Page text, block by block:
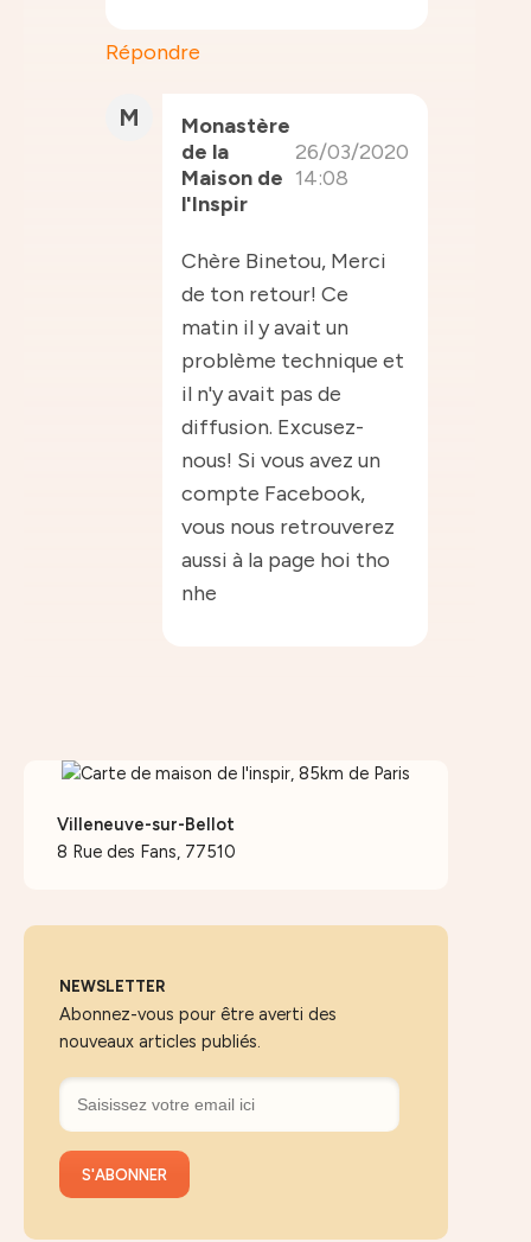
Répondre
M
Monastère
de la
Maison de
l'Inspir
26/03/2020
14:08
Chère Binetou, Merci
de ton retour! Ce
matin il y avait un
problème technique et
il n'y avait pas de
diffusion. Excusez-
nous! Si vous avez un
compte Facebook,
vous nous retrouverez
aussi à la page hoi tho
nhe
Villeneuve-sur-Bellot
8 Rue des Fans, 77510
NEWSLETTER
Abonnez-vous pour être averti des
nouveaux articles publiés.